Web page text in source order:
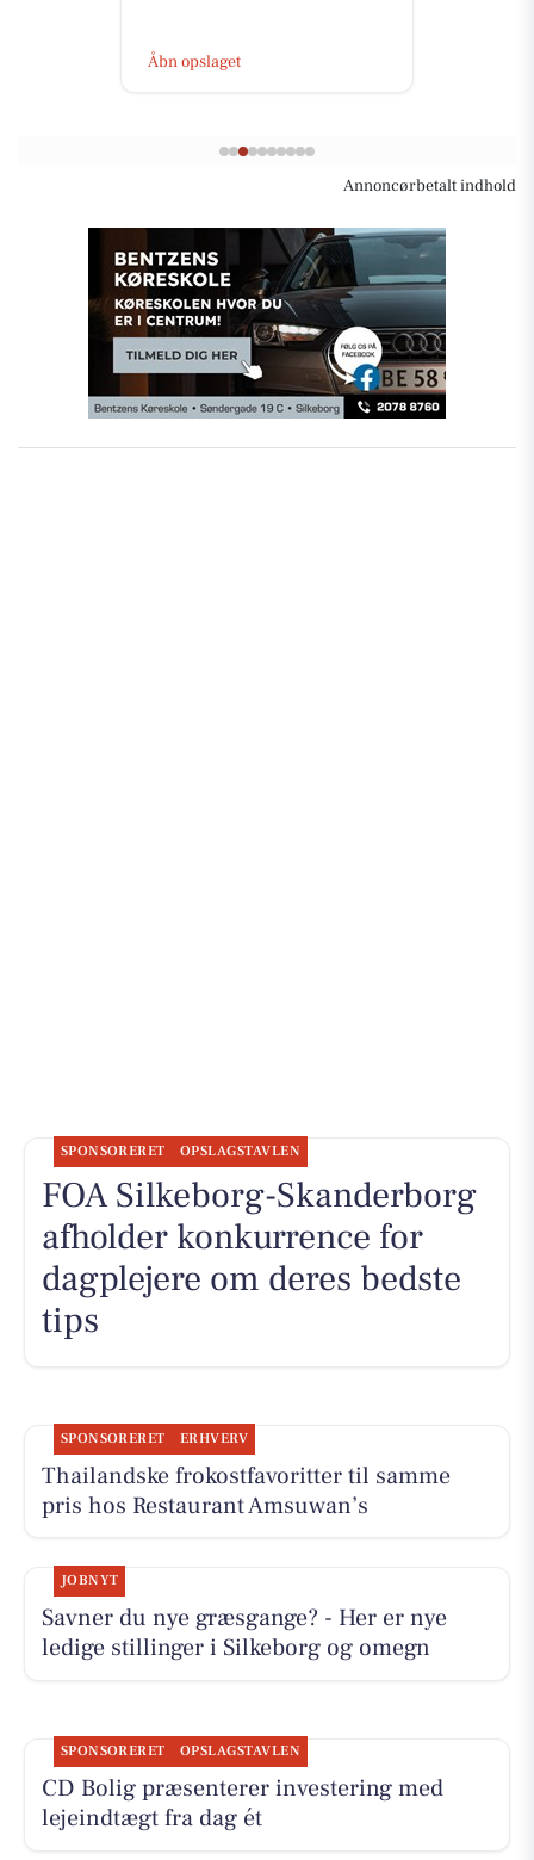
Åbn opslaget
Annoncørbetalt indhold
SPONSORERET OPSLAGSTAVLEN
FOA Silkeborg-Skanderborg
afholder konkurrence for
dagplejere om deres bedste
tips
SPONSORERET ERHVERV
Thailandske frokostfavoritter til samme
pris hos Restaurant Amsuwan’s
JOBNYT
Savner du nye græsgange? - Her er nye
ledige stillinger i Silkeborg og omegn
SPONSORERET OPSLAGSTAVLEN
CD Bolig præsenterer investering med
lejeindtægt fra dag ét